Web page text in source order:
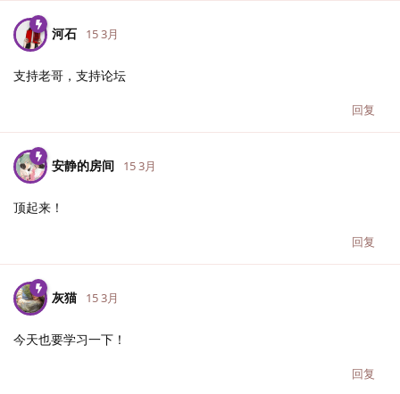
河石 15 3月
支持老哥，支持论坛
回复
安静的房间 15 3月
顶起来！
回复
灰猫 15 3月
今天也要学习一下！
回复